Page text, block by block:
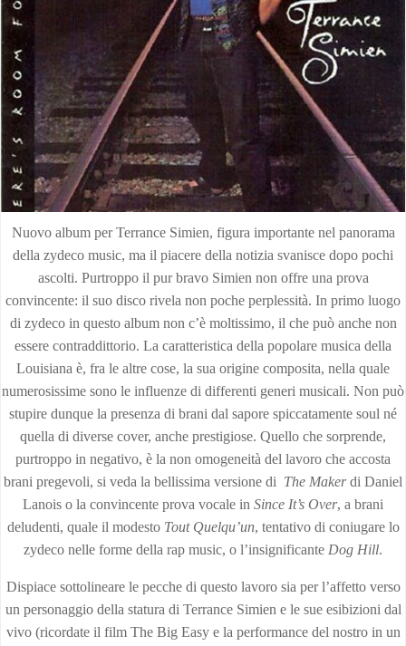
Nuovo album per Terrance Simien, figura importante nel panorama
della zydeco music, ma il piacere della notizia svanisce dopo pochi
ascolti. Purtroppo il pur bravo Simien non offre una prova
convincente: il suo disco rivela non poche perplessità. In primo luogo
di zydeco in questo album non c’è moltissimo, il che può anche non
essere contraddittorio. La caratteristica della popolare musica della
Louisiana è, fra le altre cose, la sua origine composita, nella quale
numerosissime sono le influenze di differenti generi musicali. Non può
stupire dunque la presenza di brani dal sapore spiccatamente soul né
quella di diverse cover, anche prestigiose. Quello che sorprende,
purtroppo in negativo, è la non omogeneità del lavoro che accosta
brani pregevoli, si veda la bellissima versione di The Makerdi Daniel
Lanois o la convincente prova vocale in Since It’s Over, a brani
deludenti, quale il modesto Tout Quelqu’un, tentativo di coniugare lo
zydeco nelle forme della rap music, o l’insignificante Dog Hill.
Dispiace sottolineare le pecche di questo lavoro sia per l’affetto verso
un personaggio della statura di Terrance Simien e le sue esibizioni dal
vivo (ricordate il film The Big Easy e la performance del nostro in un